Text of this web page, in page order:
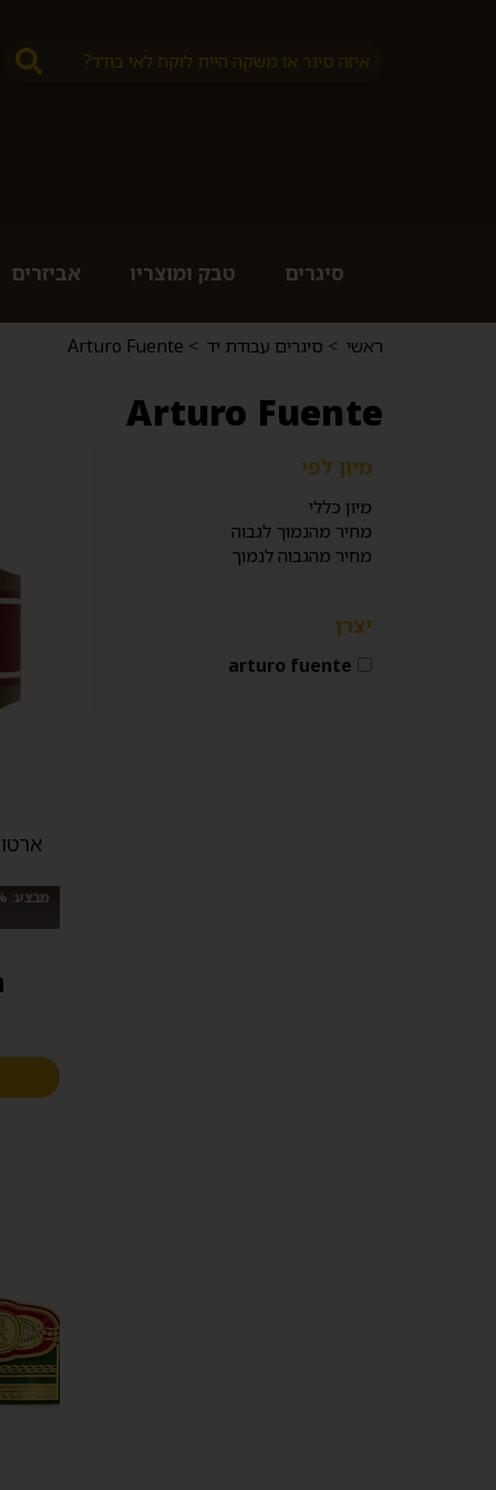
סיגרים טבק ומוצריו אביזרים
ראשי > סיגרים עבודת יד >
Arturo Fuente
Arturo Fuente
מיון לפי
מיון כללי
מחיר מהנמוך לגבוה
מחיר מהגבוה לנמוך
יצרן
arturo fuente